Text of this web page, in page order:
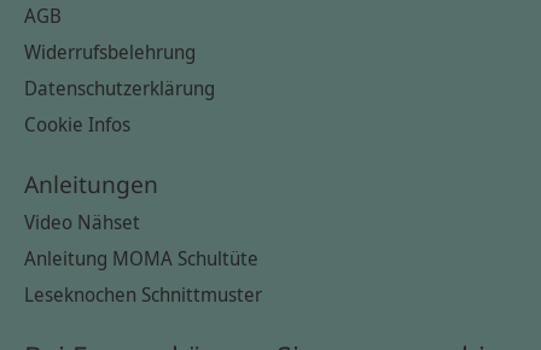
AGB
Widerrufsbelehrung
Datenschutzerklärung
Cookie Infos
Anleitungen
Video Nähset
Anleitung MOMA Schultüte
Leseknochen Schnittmuster